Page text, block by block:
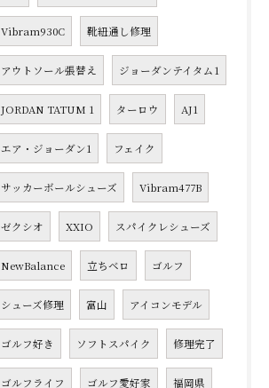
Vibram930C 靴紐通し修理
アウトソール張替え ジョーダンテイタム1
JORDAN TATUM 1 ターロウ AJ1
エア・ジョーダン1 フェイク
サッカーボールシューズ Vibram477B
ゼクシオ XXIO スパイクレシューズ
NewBalance 立ちベロ ゴルフ
シューズ修理 富山 アイコンモデル
ゴルフ好き ソフトスパイク 修理完了
ゴルフライフ ゴルフ愛好家 福岡県